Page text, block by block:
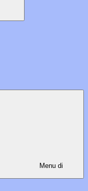
Menu di